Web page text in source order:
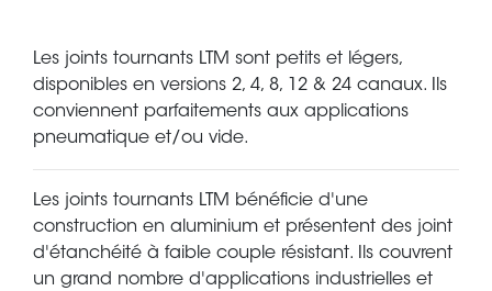
Les joints tournants LTM sont petits et légers,
disponibles en versions 2, 4, 8, 12 & 24 canaux. Ils
conviennent parfaitements aux applications
pneumatique et/ou vide.
Les joints tournants LTM bénéficie d'une
construction en aluminium et présentent des joint
d'étanchéité à faible couple résistant. Ils couvrent
un grand nombre d'applications industrielles et